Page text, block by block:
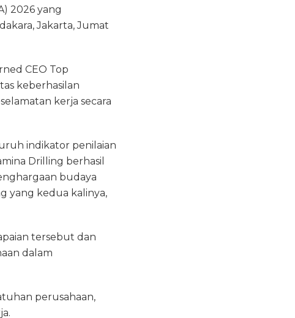
2026 yang
Jakarta, Jumat
CEO Top
keberhasilan
kerja secara
indikator penilaian
Drilling berhasil
budaya
yang kedua kalinya,
tersebut dan
dalam
perusahaan,